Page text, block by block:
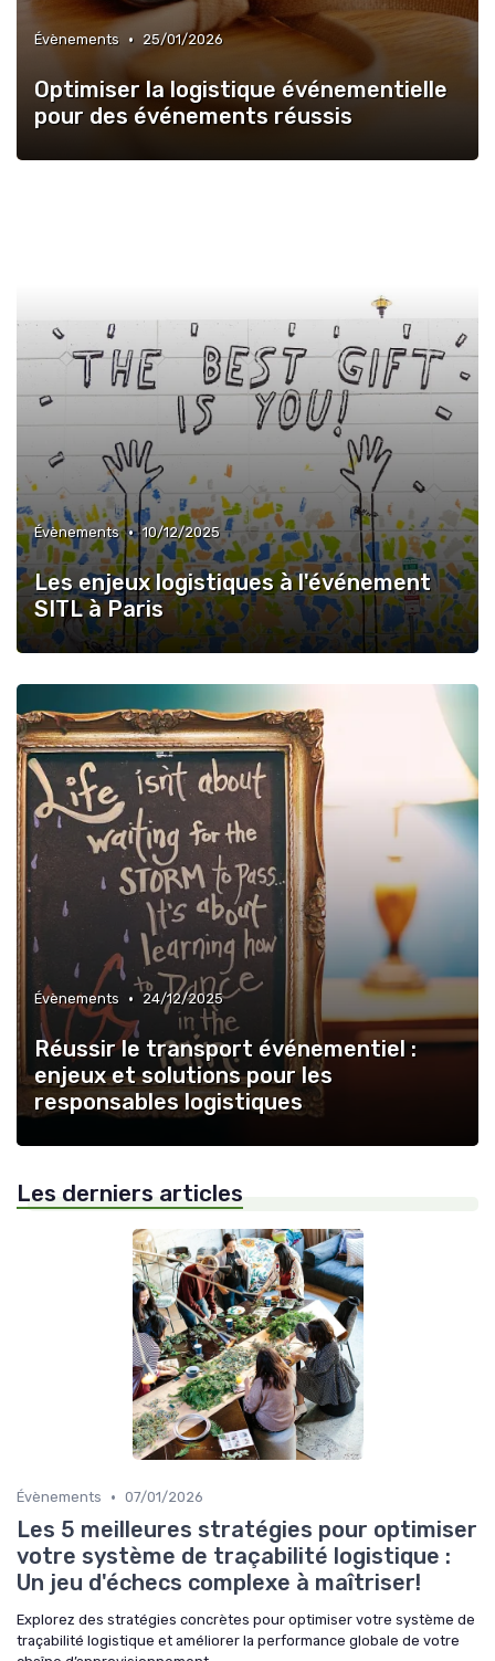
Évènements • 25/01/2026
Optimiser la logistique événementielle
pour des événements réussis
Évènements • 10/12/2025
Les enjeux logistiques à l'événement
SITL à Paris
Évènements • 24/12/2025
Réussir le transport événementiel :
enjeux et solutions pour les
responsables logistiques
Les derniers articles
Évènements • 07/01/2026
Les 5 meilleures stratégies pour optimiser
votre système de traçabilité logistique :
Un jeu d'échecs complexe à maîtriser!
Explorez des stratégies concrètes pour optimiser votre système de
traçabilité logistique et améliorer la performance globale de votre